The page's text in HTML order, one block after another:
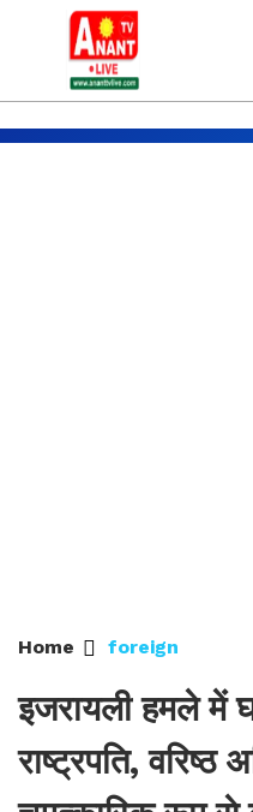
Home foreign
इजरायली हमले में
राष्ट्रपति, वरिष्ठ